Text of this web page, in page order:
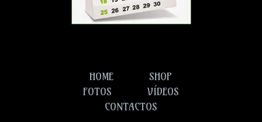
HOME
SHOP
FOTOS
VÍDEOS
CONTACTOS